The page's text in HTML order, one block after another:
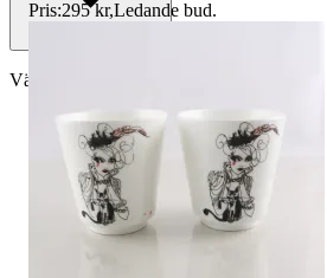
Välj till köparskydd
Pris:295 kr,Ledande bud.